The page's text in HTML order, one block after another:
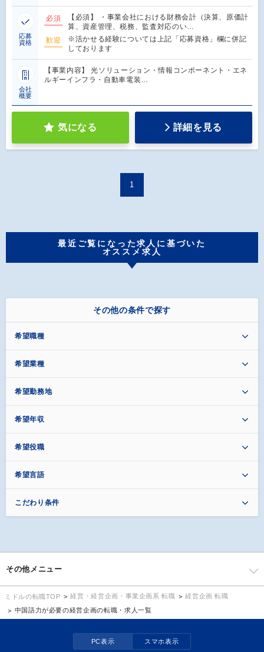
応募
資格
必須
【必須】 ・事業会社における財務会計（決算、原価計
算、資産管理、税務、監査対応のい…
歓迎
※活かせる経験については上記「応募資格」欄に併記
しております
会社
概要
【事業内容】 光ソリューション・情報コンポーネント・エネ
ルギーインフラ・自動車電装…
気になる 詳細を見る
1
最近ご覧になった求人に基づいた
オススメ求人
その他の条件で探す
希望職種
希望業種
希望勤務地
希望年収
希望役職
希望言語
こだわり条件
その他メニュー
ミドルの転職TOP 経営・経営企画・事業企画系 転職
経営企画 転職
中国語力が必要の経営企画の転職・求人一覧
PC表示 スマホ表示